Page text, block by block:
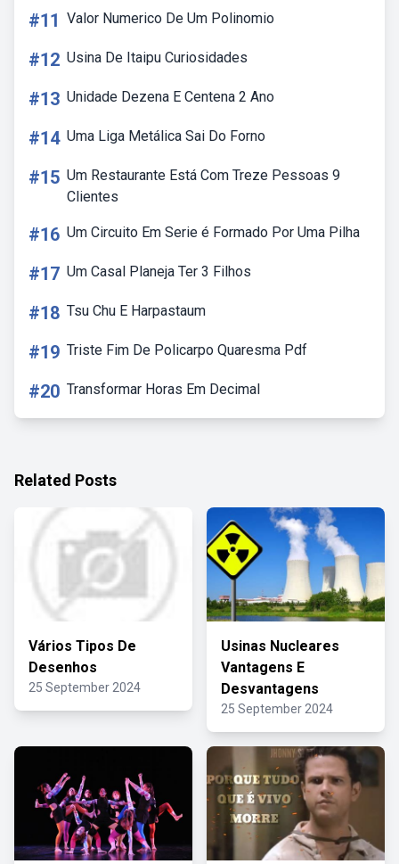
#11 Valor Numerico De Um Polinomio
#12 Usina De Itaipu Curiosidades
#13 Unidade Dezena E Centena 2 Ano
#14 Uma Liga Metálica Sai Do Forno
#15 Um Restaurante Está Com Treze Pessoas 9
Clientes
#16 Um Circuito Em Serie é Formado Por Uma Pilha
#17 Um Casal Planeja Ter 3 Filhos
#18 Tsu Chu E Harpastaum
#19 Triste Fim De Policarpo Quaresma Pdf
#20 Transformar Horas Em Decimal
Related Posts
Vários Tipos De
Desenhos
25 September 2024
Usinas Nucleares
Vantagens E
Desvantagens
25 September 2024